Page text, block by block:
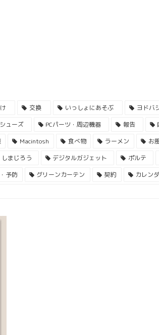
交換 いっしょにあそぶ ヨドバ
ューズ PCパーツ・周辺機器 報告
Macintosh 食べ物 ラーメン お
しまじろう デジタルガジェット ポルテ
予防 グリーンカーテン 契約 カレン